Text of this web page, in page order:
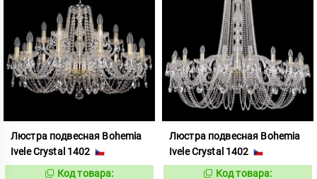
Люстра подвесная Bohemia
Ivele Crystal 1402
Код товара:
Люстра подвесная Bohemia
Ivele Crystal 1402
Код товара: